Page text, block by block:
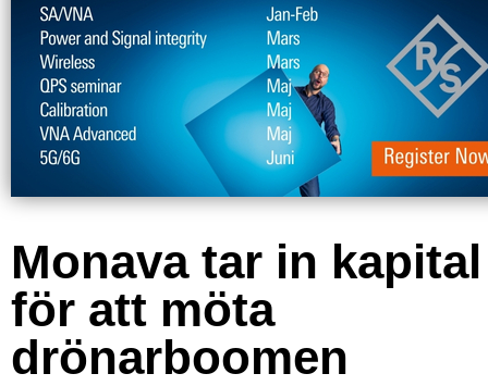
Monava tar in kapital
för att möta
drönarboomen